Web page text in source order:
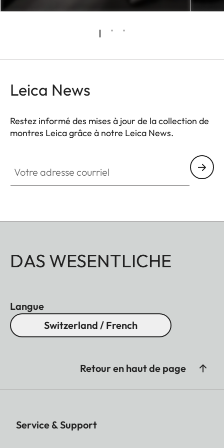
Leica News
Restez informé des mises à jour de la collection de
montres Leica grâce à notre Leica News.
DAS WESENTLICHE
Langue
Switzerland / French
Retour en haut de page
Service & Support